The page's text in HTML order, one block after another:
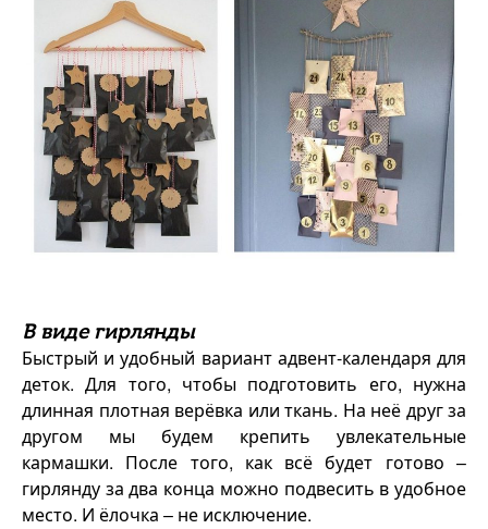
В виде гирлянды
Быстрый и удобный вариант адвент-календаря для
деток. Для того, чтобы подготовить его, нужна
длинная плотная верёвка или ткань. На неё друг за
другом мы будем крепить увлекательные
кармашки. После того, как всё будет готово –
гирлянду за два конца можно подвесить в удобное
место. И ёлочка – не исключение.